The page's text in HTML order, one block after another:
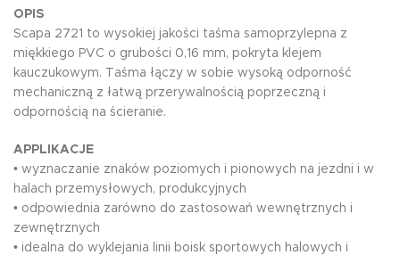
OPIS
Scapa 2721 to wysokiej jakości taśma samoprzylepna z
miękkiego PVC o grubości 0,16 mm, pokryta klejem
kauczukowym. Taśma łączy w sobie wysoką odporność
mechaniczną z łatwą przerywalnością poprzeczną i
odpornością na ścieranie.
APPLIKACJE
• wyznaczanie znaków poziomych i pionowych na jezdni i w
halach przemysłowych, produkcyjnych
• odpowiednia zarówno do zastosowań wewnętrznych i
zewnętrznych
• idealna do wyklejania linii boisk sportowych halowych i